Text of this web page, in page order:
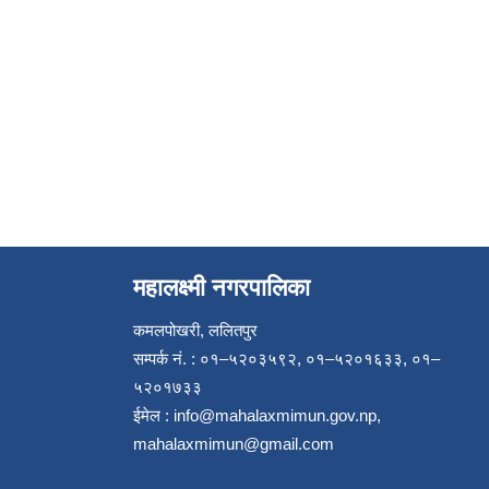
महालक्ष्मी नगरपालिका
कमलपोखरी, ललितपुर
सम्पर्क नं. : ०१–५२०३५९२, ०१–५२०१६३३, ०१–
५२०१७३३
ईमेल : info@mahalaxmimun.gov.np,
mahalaxmimun@gmail.com